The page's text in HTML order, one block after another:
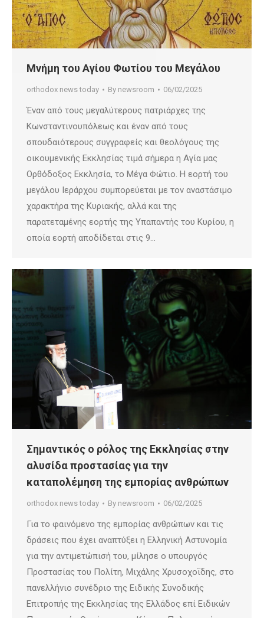
Μνήμη του Αγίου Φωτίου του Μεγάλου
orthodox news today By newsroom 06/02/2025
Έναν από τους μεγαλύτερους πατριάρχες της
Κωνσταντινουπόλεως και έναν από τους
σπουδαιότερους συγγραφείς και θεολόγους της
οικουμενικής Εκκλησίας τιμά σήμερα η Αγία μας
Ορθόδοξος Εκκλησία, το Μέγα Φώτιο. Η εορτή του
μεγάλου Ιεράρχου συμπορεύεται με τον αναστάσιμο
χαρακτήρα της Κυριακής, αλλά και της
παρατεταμένης εορτής της Υπαπαντής του Κυρίου, η
οποία εορτή αποδίδεται στις 9…
Σημαντικός ο ρόλος της Εκκλησίας στην
αλυσίδα προστασίας για την
καταπολέμηση της εμπορίας ανθρώπων
orthodox news today By newsroom 06/02/2025
Για το φαινόμενο της εμπορίας ανθρώπων και τις
δράσεις που έχει αναπτύξει η Ελληνική Αστυνομία
για την αντιμετώπισή του, μίλησε ο υπουργός
Προστασίας του Πολίτη, Μιχάλης Χρυσοχοΐδης, στο
πανελλήνιο συνέδριο της Ειδικής Συνοδικής
Επιτροπής της Εκκλησίας της Ελλάδος επί Ειδικών